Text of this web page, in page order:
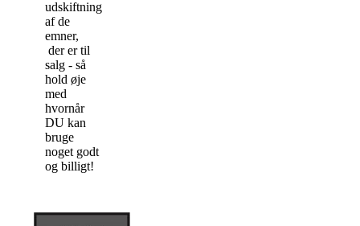
udskiftning
af de
emner,
der er til
salg - så
hold øje
med
hvornår
DU kan
bruge
noget godt
og billigt!